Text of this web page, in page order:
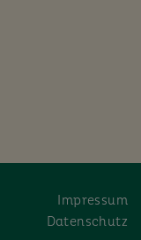
Impressum
Datenschutz